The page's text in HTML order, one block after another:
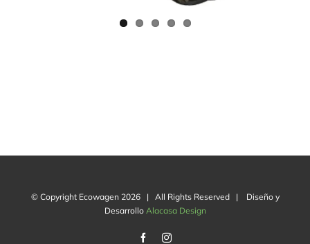
© Copyright Ecowagen 2026 | All Rights Reserved | Diseño y
Desarrollo Alacasa Design
FacebookInstagram